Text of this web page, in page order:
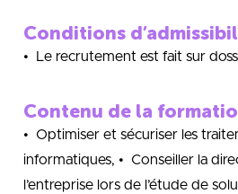
Conditions
• Le recrutement est fait sur
Contenu de la
• Optimiser et sécuriser les
informatiques, • Conseiller la
l’entreprise lors de l’étude de